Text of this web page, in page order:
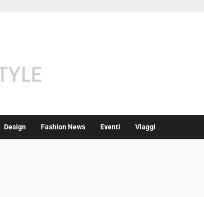
Design Fashion News Eventi Viaggi